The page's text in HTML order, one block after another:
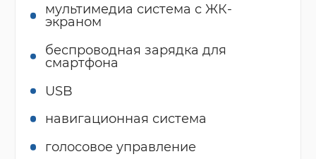
мультимедиа система с ЖК-
экраном
беспроводная зарядка для
смартфона
USB
навигационная система
голосовое управление